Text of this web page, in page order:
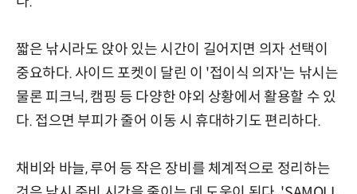
짧은 낚시라도 앉아 있는 시간이 길어지면 의자 선택이
중요하다. 사이드 포켓이 달린 이 '접이식 의자'는 낚시는
물론 피크닉, 캠핑 등 다양한 야외 상황에서 활용할 수 있
다. 접으면 부피가 줄어 이동 시 휴대하기도 편리하다.
채비와 바늘, 루어 등 작은 장비를 체계적으로 정리하는